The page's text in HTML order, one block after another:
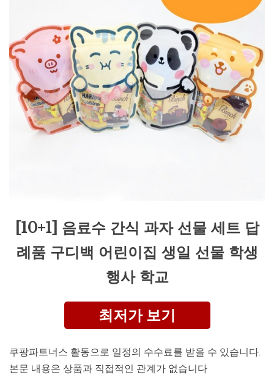
[10+1] 음료수 간식 과자 선물 세트 답
례품 구디백 어린이집 생일 선물 학생
행사 학교
최저가 보기
쿠팡파트너스 활동으로 일정의 수수료를 받을 수 있습니다.
본문 내용은 상품과 직접적인 관계가 없습니다